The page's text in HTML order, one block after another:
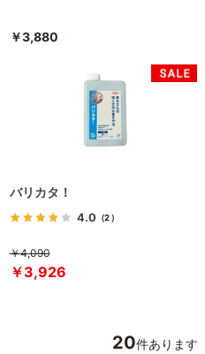
￥3,880
バリカタ！
4.0 （2）
￥4,090
￥3,926
20件あります